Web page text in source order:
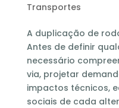
Transportes
A duplicação de
Antes de definir
necessário
via, projetar
impactos técnicos,
sociais de cada